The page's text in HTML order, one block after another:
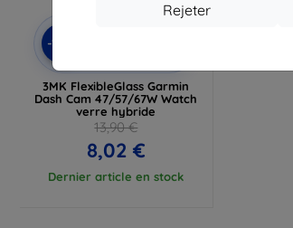
Rejeter
-10%
3MK FlexibleGlass Garmin
Dash Cam 47/57/67W Watch
verre hybride
13,90 €
8,02 €
Dernier article en stock